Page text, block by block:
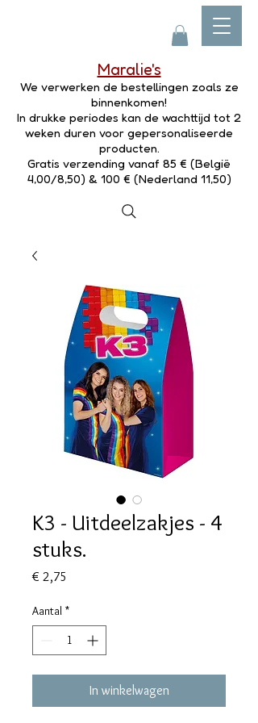
Maralie's
We verwerken de bestellingen zoals ze
binnenkomen!
In drukke periodes kan de wachttijd tot 2
weken duren voor gepersonaliseerde
producten.
Gratis verzending vanaf 85 € (België
4,00/8,50) & 100 € (Nederland 11,50)
K3 - Uitdeelzakjes - 4
stuks.
€ 2,75
Aantal *
In winkelwagen